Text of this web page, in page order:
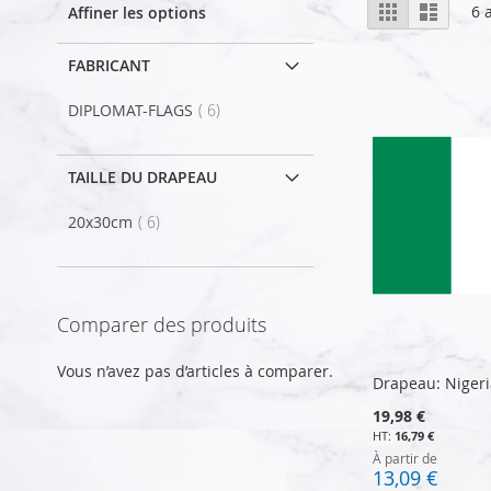
en
GrilleListe 6
Drapeau:
19,98 €
16,79 €
À partir de
13,09 €
Affiner les options
FABRICANT
DIPLOMAT-FLAGS 6article
TAILLE DU DRAPEAU
20x30cm 6article
Comparer des produits
Vous n’avez pas d’articles à comparer.